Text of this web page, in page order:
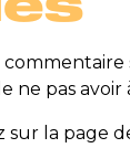
ne pas avoir
sur la page